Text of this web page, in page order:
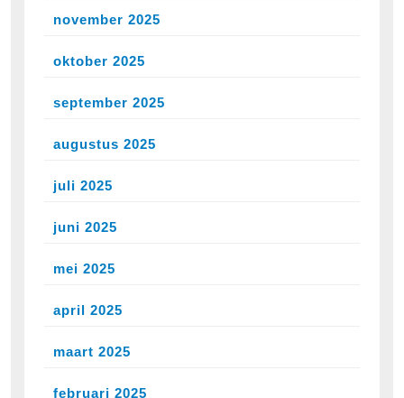
november 2025
oktober 2025
september 2025
augustus 2025
juli 2025
juni 2025
mei 2025
april 2025
maart 2025
februari 2025